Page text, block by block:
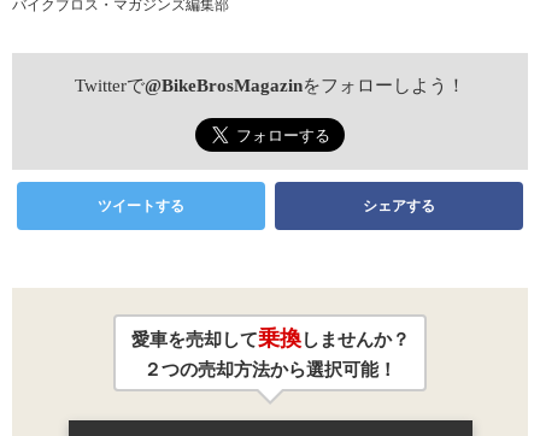
バイクブロス・マガジンズ編集部
Twitterで@BikeBrosMagazinをフォローしよう！
ツイートする シェアする
愛車を売却して乗換しませんか？
２つの売却方法から選択可能！